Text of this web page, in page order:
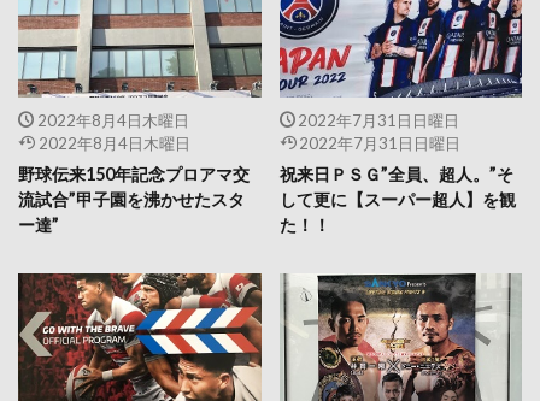
2022年8月4日木曜日
2022年8月4日木曜日
野球伝来150年記念プロアマ交
流試合”甲子園を沸かせたスタ
ー達”
2022年7月31日日曜日
2022年7月31日日曜日
祝来日ＰＳＧ”全員、超人。”そ
して更に【スーパー超人】を観
た！！